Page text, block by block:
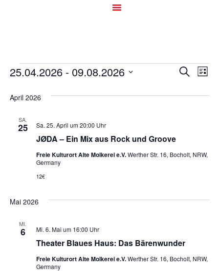
SucheListe
25.04.2026 - 09.08.2026
April 2026
SA.
25
JØDA – Ein Mix aus Rock und Groove
Sa. 25. April um 20:00 Uhr
Freie Kulturort Alte Molkerei e.V.Werther Str. 16, Bocholt, NRW,
Germany
12€
Mai 2026
MI.
6
Theater Blaues Haus: Das Bärenwunder
Mi. 6. Mai um 16:00 Uhr
Freie Kulturort Alte Molkerei e.V.Werther Str. 16, Bocholt, NRW,
Germany